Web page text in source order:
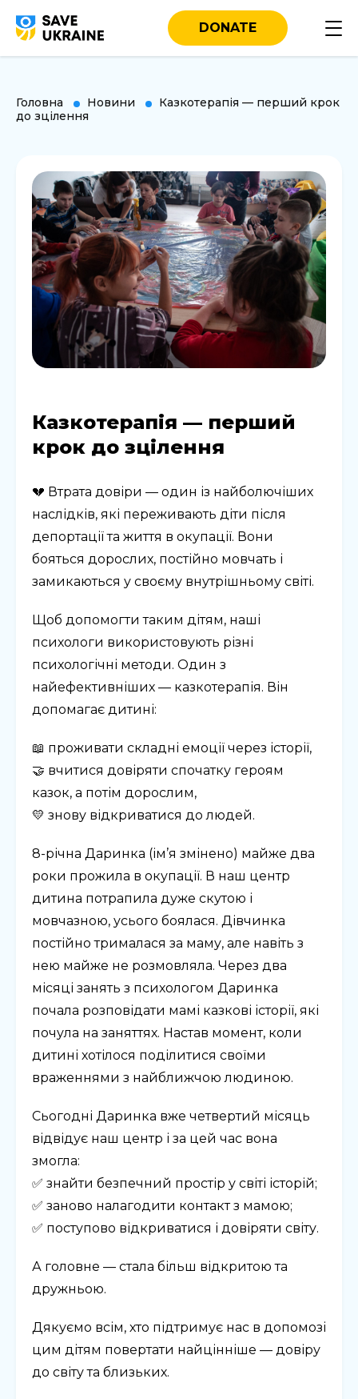
DONATE
Головна Новини
Казкотерапія — перший крок
до зцілення
Казкотерапія — перший
крок до зцілення
💔 Втрата довіри — один із найболючіших
наслідків, які переживають діти після
депортації та життя в окупації. Вони
бояться дорослих, постійно мовчать і
замикаються у своєму внутрішньому світі.
Щоб допомогти таким дітям, наші
психологи використовують різні
психологічні методи. Один з
найефективніших — казкотерапія. Він
допомагає дитині:
📖 проживати складні емоції через історії,
🤝 вчитися довіряти спочатку героям
казок, а потім дорослим,
💛 знову відкриватися до людей.
8-річна Даринка (ім’я змінено) майже два
роки прожила в окупації. В наш центр
дитина потрапила дуже скутою і
мовчазною, усього боялася. Дівчинка
постійно трималася за маму, але навіть з
нею майже не розмовляла. Через два
місяці занять з психологом Даринка
почала розповідати мамі казкові історії, які
почула на заняттях. Настав момент, коли
дитині хотілося поділитися своїми
враженнями з найближчою людиною.
Сьогодні Даринка вже четвертий місяць
відвідує наш центр і за цей час вона
змогла:
✅ знайти безпечний простір у світі історій;
✅ заново налагодити контакт з мамою;
✅ поступово відкриватися і довіряти світу.
А головне — стала більш відкритою та
дружньою.
Дякуємо всім, хто підтримує нас в допомозі
цим дітям повертати найцінніше — довіру
до світу та близьких.